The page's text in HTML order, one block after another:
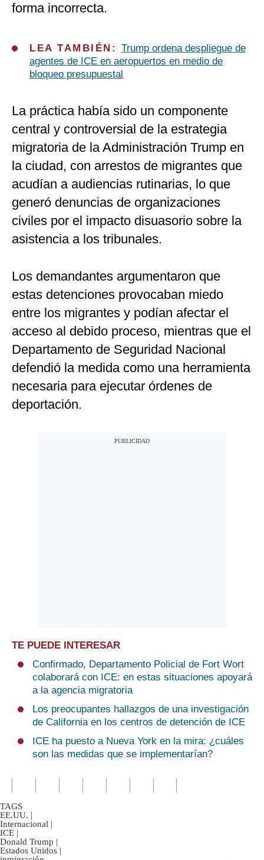
forma incorrecta.
LEA TAMBIÉN: Trump ordena despliegue de
agentes de ICE en aeropuertos en medio de
bloqueo presupuestal
La práctica había sido un componente
central y controversial de la estrategia
migratoria de la Administración Trump en
la ciudad, con arrestos de migrantes que
acudían a audiencias rutinarias, lo que
generó denuncias de organizaciones
civiles por el impacto disuasorio sobre la
asistencia a los tribunales.
Los demandantes argumentaron que
estas detenciones provocaban miedo
entre los migrantes y podían afectar el
acceso al debido proceso, mientras que el
Departamento de Seguridad Nacional
defendió la medida como una herramienta
necesaria para ejecutar órdenes de
deportación.
TE PUEDE INTERESAR
Confirmado, Departamento Policial de Fort Wort
colaborará con ICE: en estas situaciones apoyará
a la agencia migratoria
Los preocupantes hallazgos de una investigación
de California en los centros de detención de ICE
ICE ha puesto a Nueva York en la mira: ¿cuáles
son las medidas que se implementarían?
TAGS
EE.UU. |
Internacional |
ICE |
Donald Trump |
Estados Unidos |